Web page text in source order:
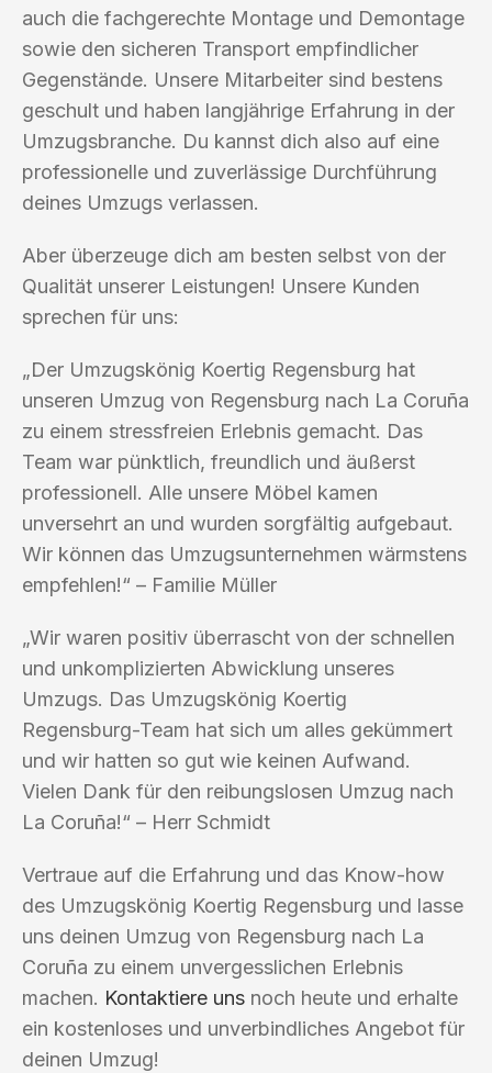
auch die fachgerechte Montage und Demontage
sowie den sicheren Transport empfindlicher
Gegenstände. Unsere Mitarbeiter sind bestens
geschult und haben langjährige Erfahrung in der
Umzugsbranche. Du kannst dich also auf eine
professionelle und zuverlässige Durchführung
deines Umzugs verlassen.
Aber überzeuge dich am besten selbst von der
Qualität unserer Leistungen! Unsere Kunden
sprechen für uns:
„Der Umzugskönig Koertig Regensburg hat
unseren Umzug von Regensburg nach La Coruña
zu einem stressfreien Erlebnis gemacht. Das
Team war pünktlich, freundlich und äußerst
professionell. Alle unsere Möbel kamen
unversehrt an und wurden sorgfältig aufgebaut.
Wir können das Umzugsunternehmen wärmstens
empfehlen!“ – Familie Müller
„Wir waren positiv überrascht von der schnellen
und unkomplizierten Abwicklung unseres
Umzugs. Das Umzugskönig Koertig
Regensburg-Team hat sich um alles gekümmert
und wir hatten so gut wie keinen Aufwand.
Vielen Dank für den reibungslosen Umzug nach
La Coruña!“ – Herr Schmidt
Vertraue auf die Erfahrung und das Know-how
des Umzugskönig Koertig Regensburg und lasse
uns deinen Umzug von Regensburg nach La
Coruña zu einem unvergesslichen Erlebnis
machen. Kontaktiere uns noch heute und erhalte
ein kostenloses und unverbindliches Angebot für
deinen Umzug!